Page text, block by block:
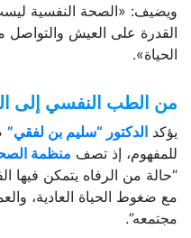
ويضيف: «الصحة النفسية
القدرة على العيش والتواصل
الحياة».
من الطب النفسي إلى
يؤكد الدكتور “سليم بن لفقي”
للمفهوم، إذ تصف منظمة
“حالة من الرفاه يتمكن فيها
مع ضغوط الحياة العادية،
مجتمعه”.